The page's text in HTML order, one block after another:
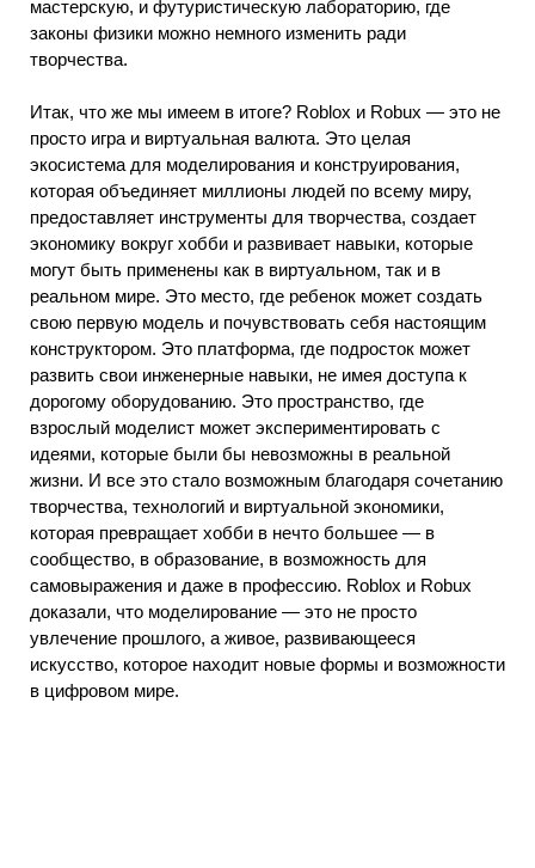
мастерскую, и футуристическую лабораторию, где
законы физики можно немного изменить ради
творчества.
Итак, что же мы имеем в итоге? Roblox и Robux — это не
просто игра и виртуальная валюта. Это целая
экосистема для моделирования и конструирования,
которая объединяет миллионы людей по всему миру,
предоставляет инструменты для творчества, создает
экономику вокруг хобби и развивает навыки, которые
могут быть применены как в виртуальном, так и в
реальном мире. Это место, где ребенок может создать
свою первую модель и почувствовать себя настоящим
конструктором. Это платформа, где подросток может
развить свои инженерные навыки, не имея доступа к
дорогому оборудованию. Это пространство, где
взрослый моделист может экспериментировать с
идеями, которые были бы невозможны в реальной
жизни. И все это стало возможным благодаря сочетанию
творчества, технологий и виртуальной экономики,
которая превращает хобби в нечто большее — в
сообщество, в образование, в возможность для
самовыражения и даже в профессию. Roblox и Robux
доказали, что моделирование — это не просто
увлечение прошлого, а живое, развивающееся
искусство, которое находит новые формы и возможности
в цифровом мире.